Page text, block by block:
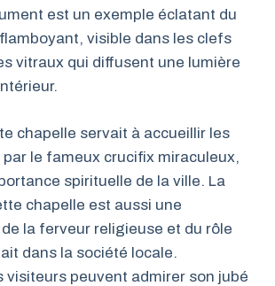
est un exemple éclatant du
visible dans les clefs
vitraux qui diffusent une lumière
chapelle servait à accueillir les
le fameux crucifix miraculeux,
spirituelle de la ville. La
chapelle est aussi une
la ferveur religieuse et du rôle
dans la société locale.
visiteurs peuvent admirer son jubé